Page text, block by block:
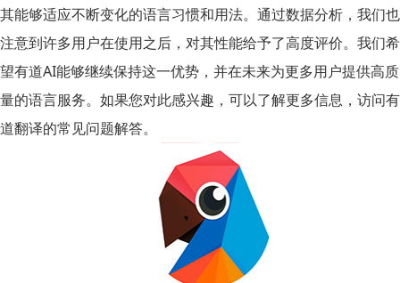
其能够适应不断变化的语言习惯和用法。通过数据分析，我们也
注意到许多用户在使用之后，对其性能给予了高度评价。我们希
望有道AI能够继续保持这一优势，并在未来为更多用户提供高质
量的语言服务。如果您对此感兴趣，可以了解更多信息，访问有
道翻译的常见问题解答。